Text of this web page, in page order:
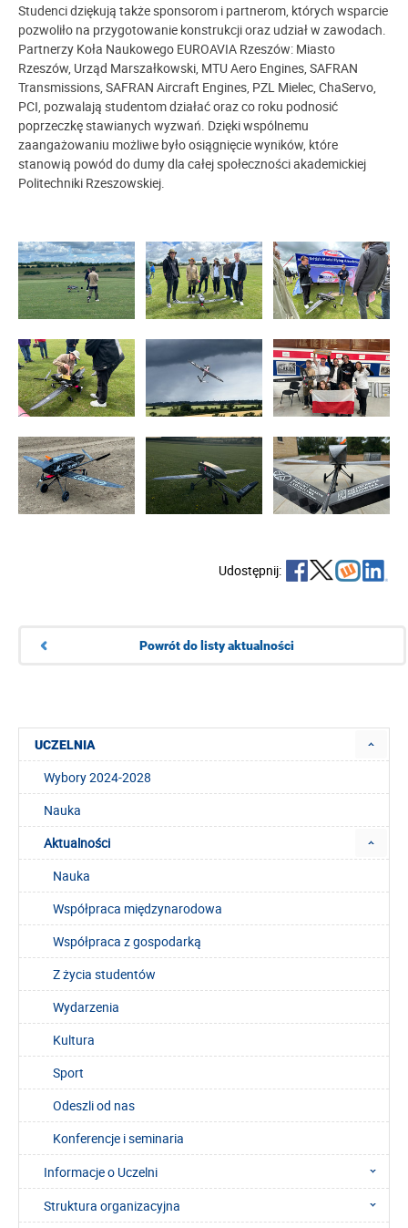
Studenci dziękują także sponsorom i partnerom, których wsparcie
pozwoliło na przygotowanie konstrukcji oraz udział w zawodach.
Partnerzy Koła Naukowego EUROAVIA Rzeszów: Miasto
Rzeszów, Urząd Marszałkowski, MTU Aero Engines, SAFRAN
Transmissions, SAFRAN Aircraft Engines, PZL Mielec, ChaServo,
PCI, pozwalają studentom działać oraz co roku podnosić
poprzeczkę stawianych wyzwań. Dzięki wspólnemu
zaangażowaniu możliwe było osiągnięcie wyników, które
stanowią powód do dumy dla całej społeczności akademickiej
Politechniki Rzeszowskiej.
Udostępnij:
Powrót do listy aktualności
UCZELNIA
Wybory 2024-2028
Nauka
Aktualności
Nauka
Współpraca międzynarodowa
Współpraca z gospodarką
Z życia studentów
Wydarzenia
Kultura
Sport
Odeszli od nas
Konferencje i seminaria
Informacje o Uczelni
Struktura organizacyjna